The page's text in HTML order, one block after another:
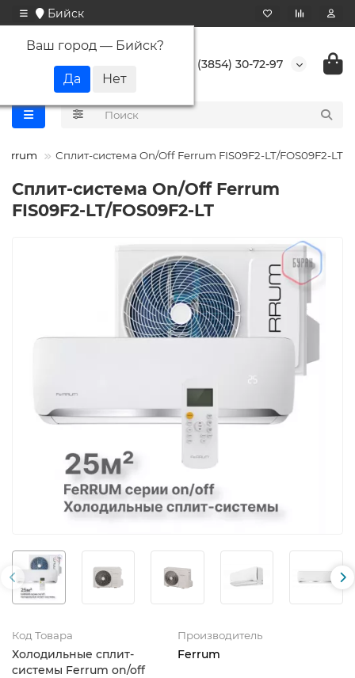
Бийск
Ваш город — Бийск?
+7 (3854) 30-72-97
Сплит-система On/Off Ferrum FIS09F2-LT/FOS09F2-LT
Сплит-система On/Off Ferrum
FIS09F2-LT/FOS09F2-LT
Код Товара
Холодильные сплит-
системы Ferrum on/off
Производитель
Ferrum